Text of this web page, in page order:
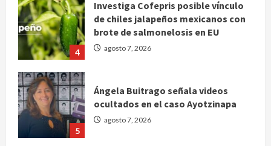
4
Investiga Cofepris posible vínculo
de chiles jalapeños mexicanos con
brote de salmonelosis en EU
agosto 7, 2026
5
Ángela Buitrago señala videos
ocultados en el caso Ayotzinapa
agosto 7, 2026